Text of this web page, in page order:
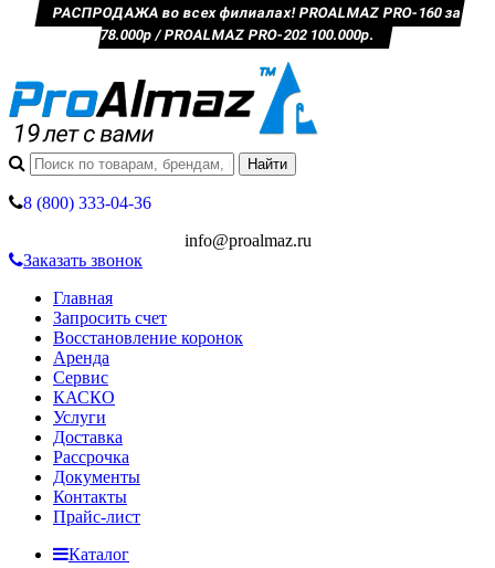
РАСПРОДАЖА во всех филиалах! PROALMAZ PRO-160 за
78.000р / PROALMAZ PRO-202 100.000р.
8 (800) 333-04-36
info@proalmaz.ru
Заказать звонок
Главная
Запросить счет
Восстановление коронок
Аренда
Сервис
КАСКО
Услуги
Доставка
Рассрочка
Документы
Контакты
Прайс-лист
Каталог